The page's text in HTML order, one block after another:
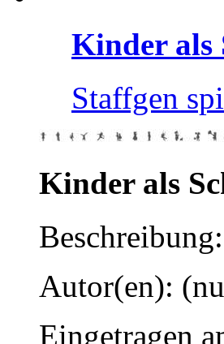
Kinder als
Staffgen
Kinder als
Autor(en):
Eingetragen